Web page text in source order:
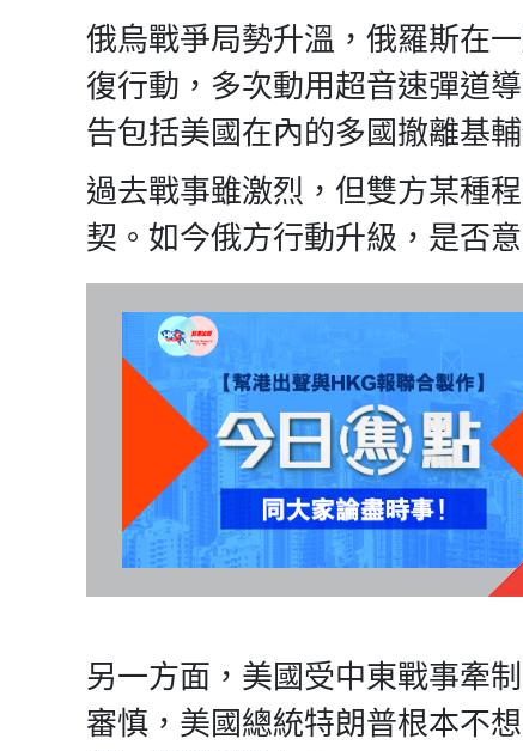
俄烏戰爭局勢升溫，俄羅斯在
復行動，多次動用超音速彈道
告包括美國在內的多國撤離基輔
過去戰事雖激烈，但雙方某種
契。如今俄方行動升級，是否
另一方面，美國受中東戰事牽
審慎，美國總統特朗普根本不